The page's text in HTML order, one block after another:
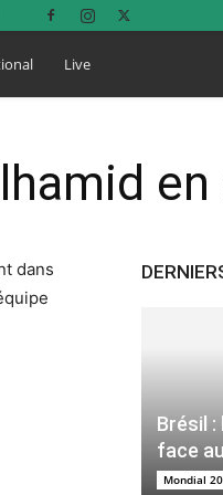
Live
dans
Brésil :
face
Mondial